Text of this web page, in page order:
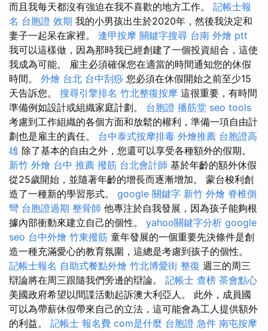
而且我每天都沒有強迫在我不喜歡的地方工作。 記帳士報
名 台胞證 效期 我的小男孩出生於2020年，然後我決定和
妻子一起呆在家裡。 逢甲按摩 關鍵字搜尋 台南 外燴 ptt
我可以這樣做，因為那時我已經創建了一個投資組合，這使
我成為可能。 雇主必須確保您在適當的時間通知您的休假
時間。 外燴 台北 台中刮痧 您必須在休假開始之前至少15
天告訴您。 搜尋引擎排名 竹北整復按摩 這很重要，有時間
準備例如設計或組織家庭計劃。 台胞證 播筋堂 seo tools
考慮到工作組織的各個方面和放鬆的權利，準備一項自由計
劃也是雇主的責任。 台中泰式按摩排毒 外燴推薦 台胞證高
雄 除了基本的自由之外，您還可以享受各種額外的假期。
新竹 外燴 台中 推薦 撥筋 台北會計師 基於年齡的額外休假
從25歲開始，並隨著年齡的增長而逐漸增加。 蒙台梭利創
造了一種新的學習形式。 google 關鍵字 新竹 外燴 脊椎側
彎 台胞證過期 整骨師 他專注於自我發展，因為孩子能夠根
據內部衝動來建立自己的個性。 yahoo關鍵字分析 google
seo 台中外燴 竹東撥筋 童年發展的一個重要先決條件是創
造一種充滿愛心的教育氛圍，這總是考慮到孩子的個性。
記帳士報名 自助式餐點外燴 竹北博愛街 整復 週三的周三
辯論將在周三跟隨我們旁邊的辯論。 記帳士 查榜 茶會點心
美國政府希望以間諜活動起訴澳大利亞人。 此外，成員國
可以為帶薪休假帶來自己的立法，這可能會為工人提供額外
的利益。 記帳士 報名費 com是什麼 台胞證 急件 南屯按摩